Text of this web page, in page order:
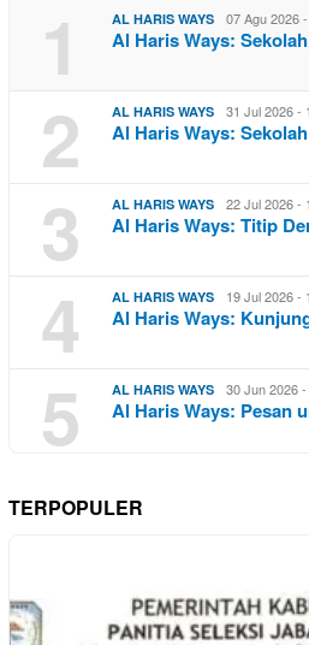
1 AL HARIS WAYS 07 Agu 2026
Al Haris Ways:
2 AL HARIS WAYS 31 Jul 2026 -
Al Haris Ways:
3 AL HARIS WAYS 22 Jul 2026 -
Al Haris Ways: Titip
4 AL HARIS WAYS 19 Jul 2026 -
Al Haris Ways:
5 AL HARIS WAYS 30 Jun 2026
Al Haris Ways: Pesan
TERPOPULER